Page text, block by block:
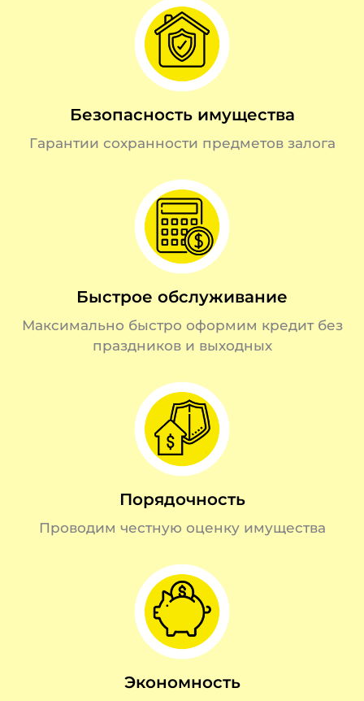
Безопасность имущества
Гарантии сохранности предметов залога
Быстрое обслуживание
Максимально быстро оформим кредит без
праздников и выходных
Порядочность
Проводим честную оценку имущества
Экономность